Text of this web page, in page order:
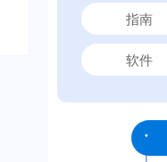
指南
软件